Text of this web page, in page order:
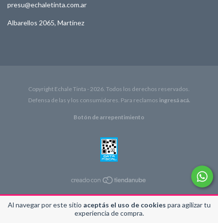
Al navegar por este sitio aceptás el uso de cookies para agilizar tu
experiencia de compra.
presu@echaletinta.com.ar
Albarellos 2065, Martínez
Copyright Echale Tinta - 2026. Todos los derechos reservados.
Defensa de las y los consumidores. Para reclamos ingresá acá.
Botón de arrepentimiento